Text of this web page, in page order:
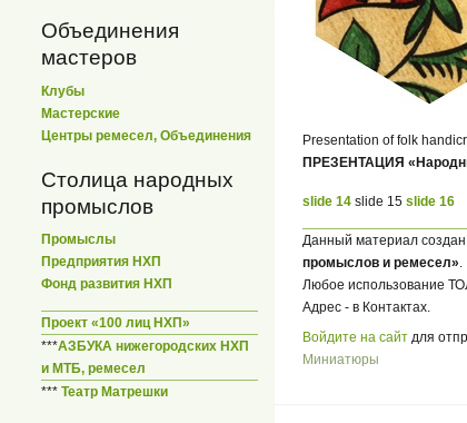
Объединения
мастеров
Клубы
Мастерские
Центры ремесел, Объединения
Столица народных
промыслов
Промыслы
Предприятия НХП
Фонд развития НХП
Проект «100 лиц НХП»
***АЗБУКА нижегородских НХП
и МТБ, ремесел
*** Театр Матрешки
Presentation of folk
ПРЕЗЕНТАЦИЯ
slide 14 slide 15 slide 16
Данный материал создан
промыслов и ремесел».
Любое
Адрес - в Контактах.
Войдите на сайт для
Миниатюры